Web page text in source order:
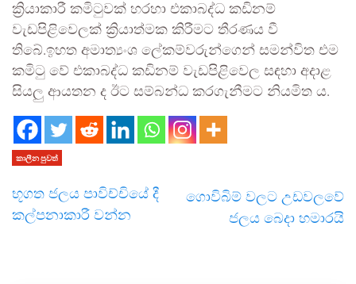
ක්‍රියාකාරී කමිටුවක් හරහා එකාබද්ධ කඩිනම්
වැඩපිළිවෙලක් ක්‍රියාත්මක කිරීමට තීරණය වී
තිබේ.ඉහත අමාත්‍යංශ ලේකම්වරුන්ගෙන් සමන්විත එම
කමිටු වේ එකාබද්ධ කඩිනම් වැඩපිළිවෙල සඳහා අදාළ
සියලු ආයතන ද ඊට සම්බන්ධ කරගැනීමට නියමිත ය.
කාලීන පුවත්
භූගත ජලය පාවිච්චියේ දී
කල්පනාකාරී වන්න
ගොවිබිම් වලට උඩවලවේ
ජලය බෙදා හමාරයි